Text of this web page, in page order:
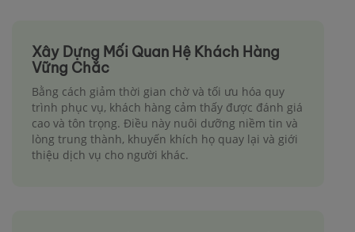
Xây Dựng Mối Quan Hệ Khách Hàng
Vững Chắc
Bằng cách giảm thời gian chờ và tối ưu hóa quy
trình phục vụ, khách hàng cảm thấy được đánh giá
cao và tôn trọng. Điều này nuôi dưỡng niềm tin và
lòng trung thành, khuyến khích họ quay lại và giới
thiệu dịch vụ cho người khác.